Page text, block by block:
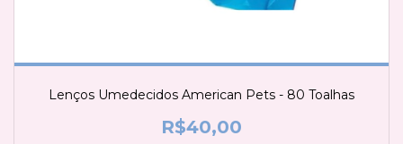
Lenços Umedecidos American Pets - 80 Toalhas
R$40,00